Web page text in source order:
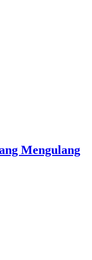
Mengulang